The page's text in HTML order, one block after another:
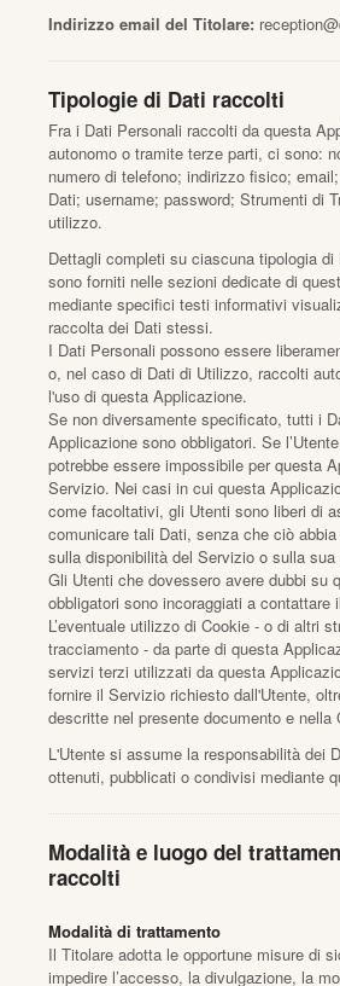
Indirizzo email del Titolare:
Tipologie di Dati raccolti
Fra i Dati Personali raccolti da questa
autonomo o tramite terze parti, ci sono:
numero di telefono; indirizzo fisico;
Dati; username; password; Strumenti di
utilizzo.
Dettagli completi su ciascuna tipologia
sono forniti nelle sezioni dedicate di
mediante specifici testi informativi
raccolta dei Dati stessi.
I Dati Personali possono essere
o, nel caso di Dati di Utilizzo, raccolti
l'uso di questa Applicazione.
Se non diversamente specificato, tutti i
Applicazione sono obbligatori. Se
potrebbe essere impossibile per questa
Servizio. Nei casi in cui questa
come facoltativi, gli Utenti sono liberi di
comunicare tali Dati, senza che ciò
sulla disponibilità del Servizio o sulla sua
Gli Utenti che dovessero avere dubbi su
obbligatori sono incoraggiati a contattare
L’eventuale utilizzo di Cookie - o di altri
tracciamento - da parte di questa
servizi terzi utilizzati da questa
fornire il Servizio richiesto dall'Utente,
descritte nel presente documento e nella
L'Utente si assume la responsabilità dei
ottenuti, pubblicati o condivisi mediante
Modalità e luogo del
raccolti
Modalità di trattamento
Il Titolare adotta le opportune misure di
impedire l’accesso, la divulgazione, la